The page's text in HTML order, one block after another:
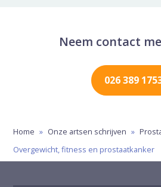
Neem contact
026 389
Home » Onze artsen schrijven »
Overgewicht, fitness en prostaatkanker